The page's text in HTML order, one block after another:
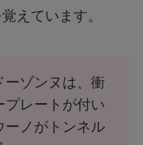
えています。
ーゾンヌは、衝
プレートが付い
ーノがトンネル